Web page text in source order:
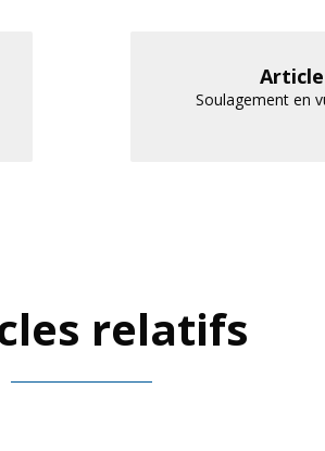
Soulagement en
relatifs